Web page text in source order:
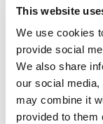
This website
We use cookies
provide social
We also share
our social
may combine it
provided to them
vaistams
gegužė, XIX
L. Griguola,
diferencinė